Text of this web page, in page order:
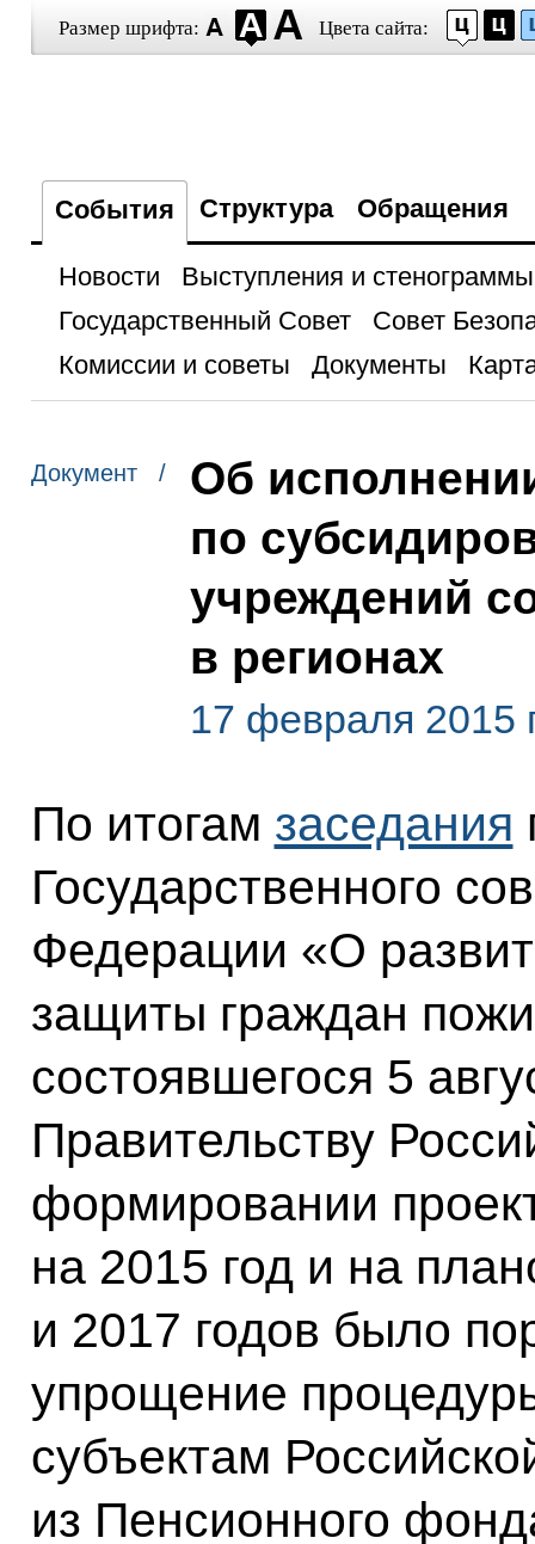
Размер шрифта: Цвета сайта:
События Структура Обращения
Новости
Выступления и стенограммы
Государственный Совет
Совет
Комиссии и советы
Документы
Документ /
Об
по
учреждений
в регионах
17 февраля 2015
По итогам заседания
Государственного
Федерации «О
защиты граждан
состоявшегося 5
Правительству
формировании
на 2015 год и на
и 2017 годов было
упрощение
субъектам
из Пенсионного